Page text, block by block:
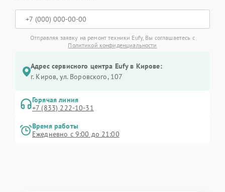
Отправляя заявку на ремонт техники Eufy, Вы соглашаетесь с
Политикой конфиденциальности
Адрес сервисного центра Eufy в Кирове:
г. Киров, ул. Воровского, 107
Горячая линия
+7 (833) 222-10-31
Время работы
Ежедневно с 9:00 до 21:00